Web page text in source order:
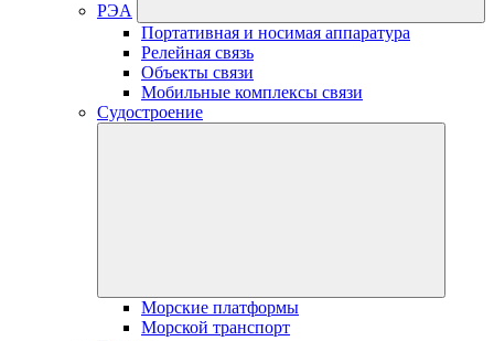
РЭА
Портативная и носимая аппаратура
Релейная связь
Объекты связи
Мобильные комплексы связи
Судостроение
Морские платформы
Морской транспорт